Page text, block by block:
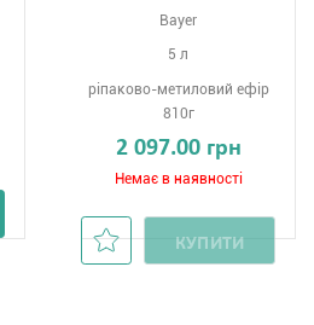
Bayer
5 л
ріпаково-метиловий ефір
810г
2 097.00 грн
Немає в наявності
КУПИТИ